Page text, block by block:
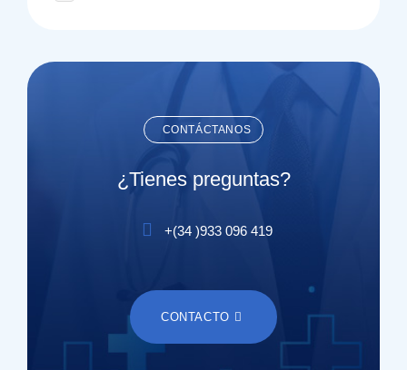
CONTÁCTANOS
¿Tienes preguntas?
+(34 )933 096 419
CONTACTO